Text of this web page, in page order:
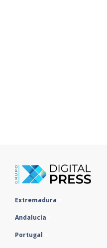
Extremadura
Andalucía
Portugal